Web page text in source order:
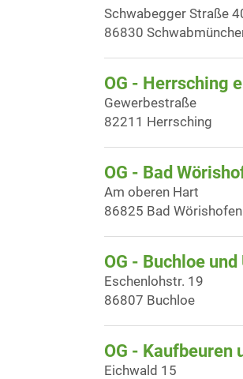
Schwabegger Straße
86830
OG - Herrsching
Gewerbestraße
82211 Herrsching
OG - Bad
Am oberen Hart
86825 Bad Wörishofen
OG - Buchloe
Eschenlohstr. 19
86807 Buchloe
OG - Kaufbeuren
Eichwald 15